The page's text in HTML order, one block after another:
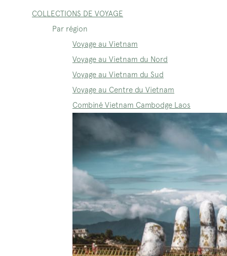
COLLECTIONS DE VOYAGE
Par région
Voyage au Vietnam
Voyage au Vietnam du Nord
Voyage au Vietnam du Sud
Voyage au Centre du Vietnam
Combiné Vietnam Cambodge Laos